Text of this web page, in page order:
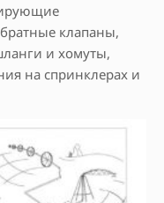
клапаны,
и хомуты,
на спринклерах и